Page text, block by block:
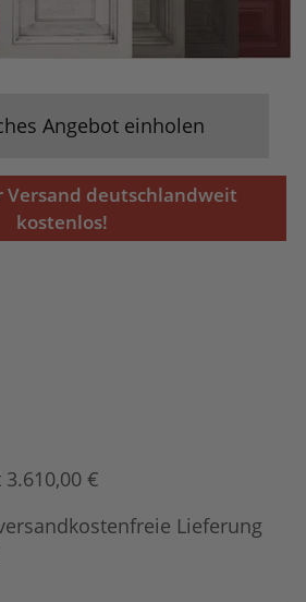
Angebot einholen
Versand deutschlandweit
kostenlos!
€
Lieferung